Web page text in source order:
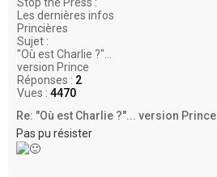
Les dernières infos
Princières
Sujet :
"Où est Charlie ?"...
version Prince
Réponses : 2
Vues : 4470
Re: "Où est Charlie ?"... version Prince
Pas pu résister